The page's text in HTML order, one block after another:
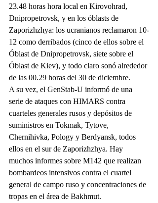
23.48 horas hora local en Kirovohrad,
Dnipropetrovsk, y en los óblasts de
Zaporizhzhya: los ucranianos reclamaron 10-
12 como derribados (cinco de ellos sobre el
Óblast de Dnipropetrovsk, siete sobre el
Óblast de Kiev), y todo claro sonó alrededor
de las 00.29 horas del 30 de diciembre.
A su vez, el GenStab-U informó de una
serie de ataques con HIMARS contra
cuarteles generales rusos y depósitos de
suministros en Tokmak, Tytove,
Chernihivka, Pology y Berdyansk, todos
ellos en el sur de Zaporizhzhya. Hay
muchos informes sobre M142 que realizan
bombardeos intensivos contra el cuartel
general de campo ruso y concentraciones de
tropas en el área de Bakhmut.